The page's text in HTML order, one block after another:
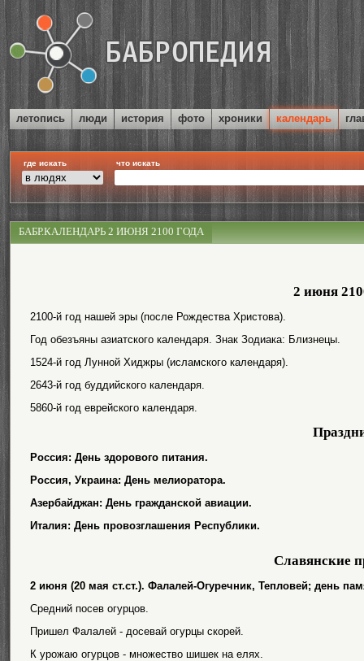
летопись люди история фото хроники календарь
где искать что искать
БАБР.КАЛЕНДАРЬ 2 ИЮНЯ 2100 ГОДА
2 июня
2100-й год нашей эры (после Рождества Христова).
Год обезъяны азиатского календаря. Знак Зодиака: Близнецы.
1524-й год Лунной Хиджры (исламского календаря).
2643-й год буддийского календаря.
5860-й год еврейского календаря.
Россия: День здорового питания.
Россия, Украина: День мелиоратора.
Азербайджан: День гражданской авиации.
Италия: День провозглашения Республики.
Славянские
2 июня (20 мая ст.ст.). Фалалей-Огуречник, Тепловей; день
Средний посев огурцов.
Пришел Фалалей - досевай огурцы скорей.
К урожаю огурцов - множество шишек на елях.